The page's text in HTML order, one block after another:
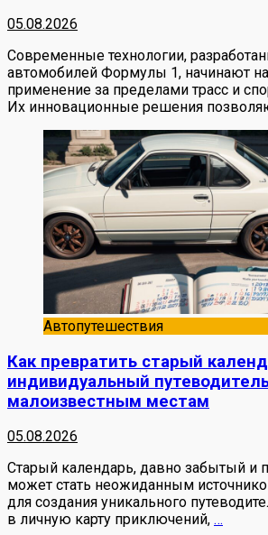
05.08.2026
Современные технологии,
автомобилей Формулы 1, начинают
применение за пределами трасс и
Их инновационные решения
Автопутешествия
Как превратить старый
индивидуальный
малоизвестным местам
05.08.2026
Старый календарь, давно забытый
может стать неожиданным
для создания уникального
в личную карту приключений, …